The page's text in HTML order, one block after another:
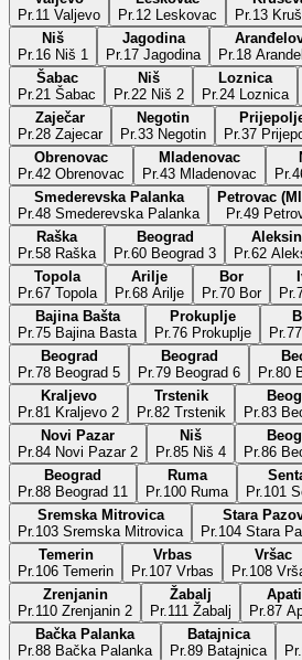
Pr.11 Valjevo
Pr.12 Leskovac
Pr.13
Niš
Pr.16 Niš 1
Jagodina
Pr.17 Jagodina
Pr.18
Šabac
Pr.21 Šabac
Niš
Pr.22 Niš 2
Loznica
Pr.24 Loznica
Zaječar
Pr.28 Zajecar
Negotin
Pr.33 Negotin
Pr.37
Obrenovac
Pr.42 Obrenovac
Mladenovac
Pr.43 Mladenovac
Smederevska Palanka
Pr.48 Smederevska Palanka
Petrovac
Pr.49
Raška
Pr.58 Raška
Beograd
Pr.60 Beograd 3
Pr.62
Topola
Pr.67 Topola
Arilje
Pr.68 Arilje
Bor
Pr.70 Bor
Bajina Bašta
Pr.75 Bajina Basta
Prokuplje
Pr.76 Prokuplje
Beograd
Pr.78 Beograd 5
Beograd
Pr.79 Beograd 6
Pr.80
Kraljevo
Pr.81 Kraljevo 2
Trstenik
Pr.82 Trstenik
Pr.83
Novi Pazar
Pr.84 Novi Pazar 2
Niš
Pr.85 Niš 4
Pr.86
Beograd
Pr.88 Beograd 11
Ruma
Pr.100 Ruma
Pr.101
Sremska Mitrovica
Pr.103 Sremska Mitrovica
Stara
Pr.104 Stara
Temerin
Pr.106 Temerin
Vrbas
Pr.107 Vrbas
Vršac
Pr.108
Zrenjanin
Pr.110 Zrenjanin 2
Žabalj
Pr.111 Žabalj
Pr.87
Bačka Palanka
Pr.88 Bačka Palanka
Batajnica
Pr.89 Batajnica